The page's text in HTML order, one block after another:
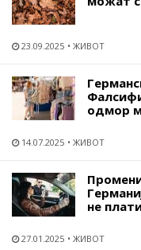
23.09.2025 ЖИВОТ
одмор
14.07.2025 ЖИВОТ
не
27.01.2025 ЖИВОТ